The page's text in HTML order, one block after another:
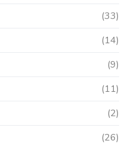
(33)
(14)
(9)
(11)
(2)
(26)